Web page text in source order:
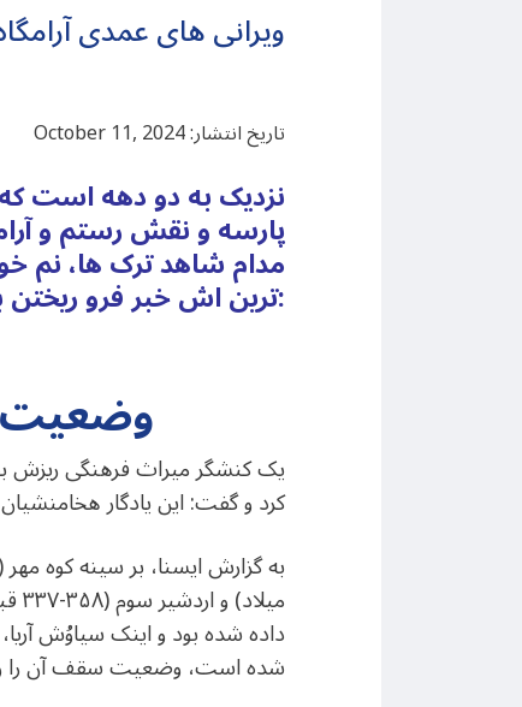
ویرانی های عمدی
تاریخ انتشار: October 11, 2024
نزدیک به دو دهه است
پارسه و نقش رستم و
مدام شاهد ترک ها، نم
ترین اش خبر فرو ریختن بخشی از سقف آرامگاه اردشیر دوم هخامنشی در پارسه است:
یک کنشگر میراث فرهنگی ریزش
کرد و گفت: این یادگار
میلاد) و اردشیر سوم (۳۵۸-۳۳۷ قبل از میلاد) هخامنشی حجاری شده است. پیش‌تر درباره
داده شده بود و اینک سیاوُش
شده است، وضعیت سقف آن را